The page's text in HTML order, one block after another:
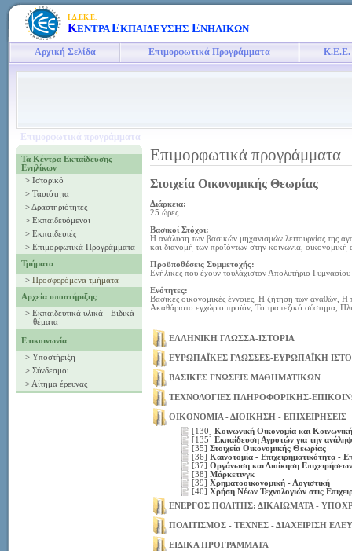
Ι.Δ.ΕΚ.Ε.
ΚΕΝΤΡΑΕΚΠΑΙΔΕΥΣΗΣ ΕΝΗΛΙΚΩΝ
Αρχική Σελίδα Επιμορφωτικά Προγράμματα Κ.Ε.Ε.
Επιμορφωτικά προγράμματα
Τα Κέντρα Εκπαίδευσης
Ενηλίκων
> Ιστορικό
> Ταυτότητα
>Δραστηριότητες
> Εκπαιδευόμενοι
> Εκπαιδευτές
> Επιμορφωτικά Προγράμματα
Τμήματα
> Προσφερόμενα τμήματα
Αρχεία υποστήριξης
> Εκπαιδευτικά υλικά - Ειδικά
θέματα
Επικοινωνία
> Υποστήριξη
> Σύνδεσμοι
> Αίτημα έρευνας
Επιμορφωτικά προγράμματα
Στοιχεία Οικονομικής Θεωρίας
Διάρκεια:
25 ώρες
Βασικοί Στόχοι:
Η ανάλυση των βασικών μηχανισμών λειτουργίας της
και διανομή των προϊόντων στην κοινωνία, οικονομική
Προϋποθέσεις Συμμετοχής:
Ενήλικες που έχουν τουλάχιστον Απολυτήριο Γυμνασίου
Ενότητες:
Βασικές οικονομικές έννοιες, Η ζήτηση των αγαθών,
Ακαθάριστο εγχώριο προϊόν, Το τραπεζικό σύστημα,
ΕΛΛΗΝΙΚΗ ΓΛΩΣΣΑ-ΙΣΤΟΡΙΑ
ΕΥΡΩΠΑΪΚΕΣ ΓΛΩΣΣΕΣ-ΕΥΡΩΠΑΪΚΗ
ΒΑΣΙΚΕΣ ΓΝΩΣΕΙΣ ΜΑΘΗΜΑΤΙΚΩΝ
ΤΕΧΝΟΛΟΓΙΕΣ ΠΛΗΡΟΦΟΡΙΚΗΣ-
ΟΙΚΟΝΟΜΙΑ - ΔΙΟΙΚΗΣΗ - ΕΠΙΧΕΙΡΗΣΕΙΣ
[130] Κοινωνική Οικονομία και
[135] Εκπαίδευση Αγροτών για την
[35] Στοιχεία Οικονομικής Θεωρίας
[36] Καινοτομία - Επιχειρηματικότητα -
[37] Οργάνωση και Διοίκηση Επιχειρήσεων
[38] Μάρκετινγκ
[39] Χρηματοοικονομική - Λογιστική
[40] Χρήση Νέων Τεχνολογιών στις
ΕΝΕΡΓΟΣ ΠΟΛΙΤΗΣ: ΔΙΚΑΙΩΜΑΤΑ -
ΠΟΛΙΤΙΣΜΟΣ - ΤΕΧΝΕΣ - ΔΙΑΧΕΙΡΙΣΗ
ΕΙΔΙΚΑ ΠΡΟΓΡΑΜΜΑΤΑ